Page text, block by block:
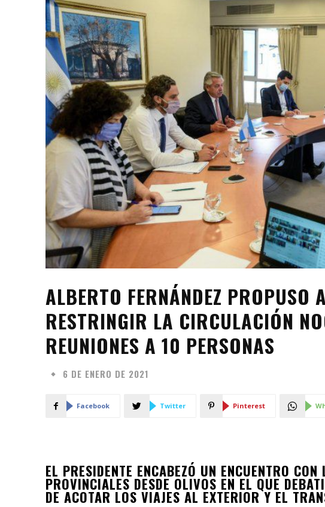
ALBERTO FERNÁNDEZ PROPUSO
RESTRINGIR LA CIRCULACIÓN
REUNIONES A 10 PERSONAS
6 DE ENERO DE 2021
Facebook Twitter Pinterest
EL PRESIDENTE ENCABEZÓ UN ENCUENTRO
PROVINCIALES DESDE OLIVOS EN EL QUE
DE ACOTAR LOS VIAJES AL EXTERIOR Y EL